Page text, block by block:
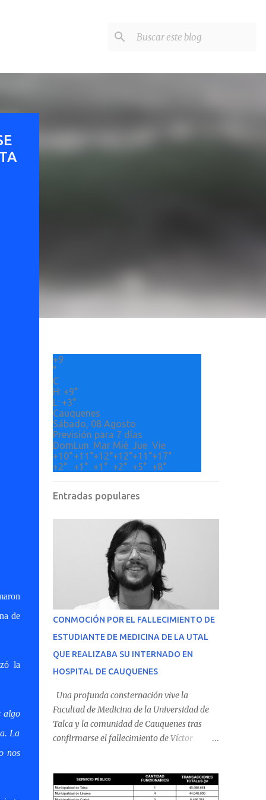
de
la
algo
La
nos
+9
°
C
H: +9°
L: +3°
Cauquenes
Sábado, 08 Agosto
Previsión para 7 días
DomLun Mar Mié Jue Vie
+10°+11°+12°+12°+11°+17°
+2° +1° +1° +2° +5° +8°
Entradas populares
CONMOCIÓN POR EL FALLECIMIENTO DE
ESTUDIANTE DE MEDICINA DE LA UTAL
QUE REALIZABA SU INTERNADO EN
HOSPITAL DE CAUQUENES
Una profunda consternación vive la
Facultad de Medicina de la Universidad de
Talca y la comunidad de Cauquenes tras
confirmarse el fallecimiento de Víctor
Cauquenes. De acuerdo con los antecedentes
conocidos, el joven se presentó a cumplir su